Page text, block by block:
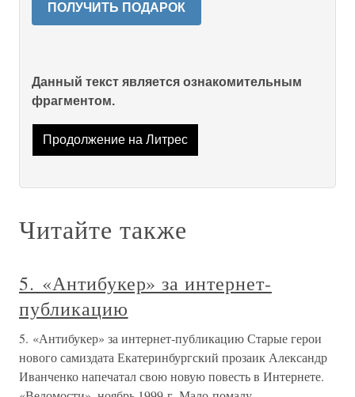
ПОЛУЧИТЬ ПОДАРОК
Данный текст является ознакомительным
фрагментом.
Продолжение на Литрес
Читайте также
5. «Антибукер» за интернет-
публикацию
5. «Антибукер» за интернет-публикацию Старые герои
нового самиздата Екатеринбургский прозаик Александр
Иванченко напечатал свою новую повесть в Интернете.